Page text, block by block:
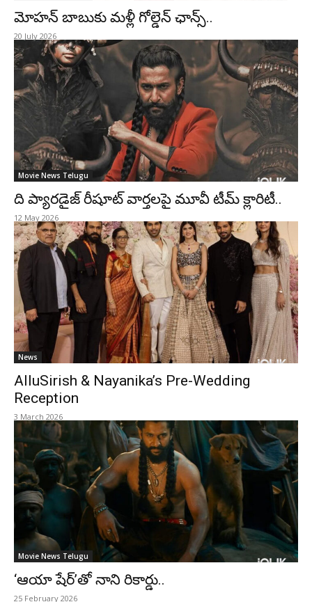
మోహన్ బాబుకు మళ్లీ గోల్డెన్ ఛాన్స్..
20 July 2026
Movie News Telugu
ది ప్యారడైజ్ రీషూట్ వార్తలపై మూవీ టీమ్ క్లారిటీ..
12 May 2026
News
AlluSirish & Nayanika’s Pre-Wedding
Reception
3 March 2026
Movie News Telugu
‘ఆయా షేర్’తో నాని రికార్డు..
25 February 2026